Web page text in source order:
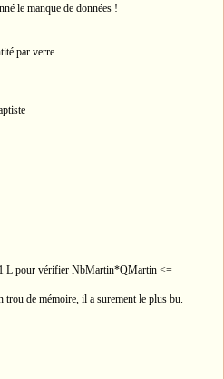
le manque de données !
par verre.
L pour vérifier NbMartin*QMartin <=
de mémoire, il a surement le plus bu.